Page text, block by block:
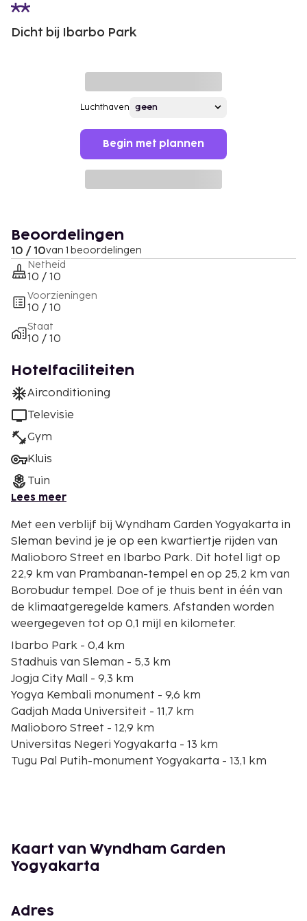
Dicht bij Ibarbo Park
Luchthaven
Begin met plannen
Beoordelingen
10 / 10van 1 beoordelingen
Netheid
10 / 10
Voorzieningen
10 / 10
Staat
10 / 10
Hotelfaciliteiten
Airconditioning
Televisie
Gym
Kluis
Tuin
Lees meer
Met een verblijf bij Wyndham Garden Yogyakarta in
Sleman bevind je je op een kwartiertje rijden van
Malioboro Street en Ibarbo Park. Dit hotel ligt op
22,9 km van Prambanan-tempel en op 25,2 km van
Borobudur tempel. Doe of je thuis bent in één van
de klimaatgeregelde kamers. Afstanden worden
weergegeven tot op 0,1 mijl en kilometer.
Ibarbo Park - 0,4 km
Stadhuis van Sleman - 5,3 km
Jogja City Mall - 9,3 km
Yogya Kembali monument - 9,6 km
Gadjah Mada Universiteit - 11,7 km
Malioboro Street - 12,9 km
Universitas Negeri Yogyakarta - 13 km
Tugu Pal Putih-monument Yogyakarta - 13,1 km
Jogja Bay Waterpark - 14,1 km
Hok An Kiong - 14,2 km
Pakuwon Mall - 14,4 km
Yogyakarta (JOG-Adisucipto Intl.) - 19,6 km
Kaart van Wyndham Garden
Yogyakarta
Adres